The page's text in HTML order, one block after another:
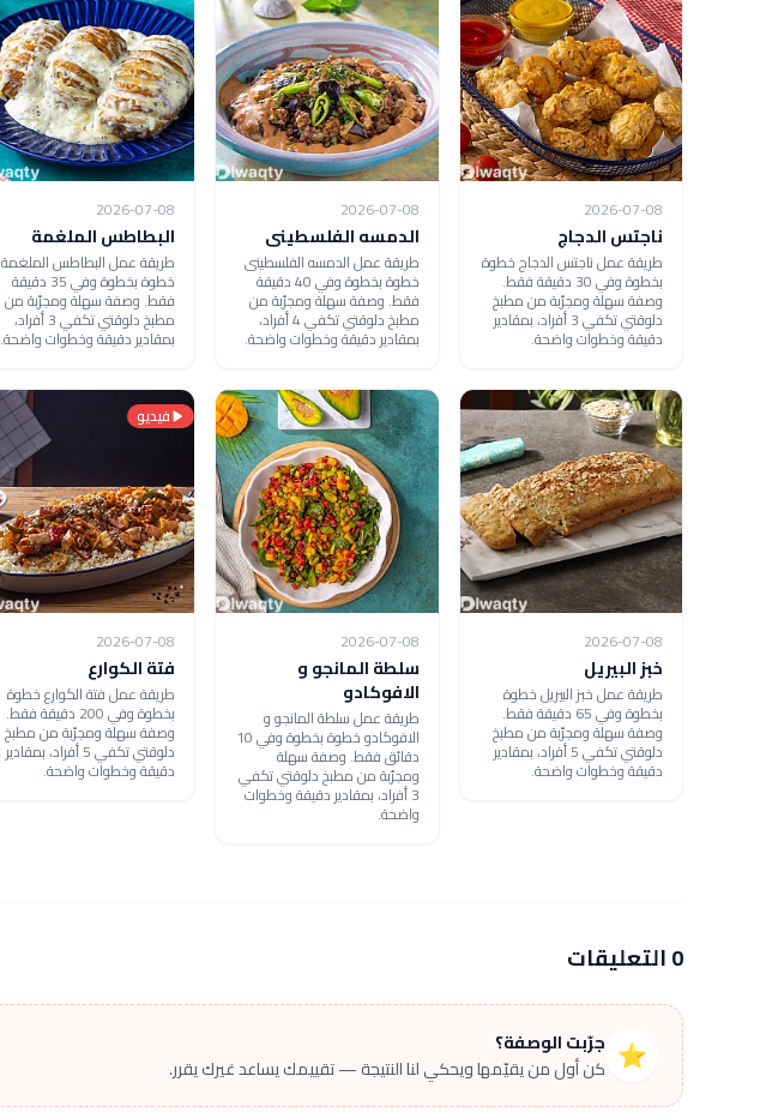
2026-07-08
ناجتس الدجاج
طريقة عمل ناجتس الدجاج خطوة
بخطوة وفي 30 دقيقة فقط.
وصفة سهلة ومجرّبة من مطبخ
دلوقتي تكفي 3 أفراد، بمقادير
دقيقة وخطوات واضحة.
2026-07-08
الدمسه الفلسطينى
طريقة عمل الدمسه الفلسطينى
خطوة بخطوة وفي 40 دقيقة
فقط. وصفة سهلة ومجرّبة من
مطبخ دلوقتي تكفي 4 أفراد،
بمقادير دقيقة وخطوات واضحة.
2026-07-08
البطاطس الملغمة
طريقة عمل البطاطس الملغمة
خطوة بخطوة وفي 35 دقيقة
فقط. وصفة سهلة ومجرّبة من
مطبخ دلوقتي تكفي 3 أفراد،
بمقادير دقيقة وخطوات واضحة.
2026-07-08
خبز البيريل
طريقة عمل خبز البيريل خطوة
بخطوة وفي 65 دقيقة فقط.
وصفة سهلة ومجرّبة من مطبخ
دلوقتي تكفي 5 أفراد، بمقادير
دقيقة وخطوات واضحة.
2026-07-08
سلطة المانجو و
الافوكادو
طريقة عمل سلطة المانجو و
الافوكادو خطوة بخطوة وفي 10
دقائق فقط. وصفة سهلة
ومجرّبة من مطبخ دلوقتي تكفي
3 أفراد، بمقادير دقيقة وخطوات
واضحة.
فيديو
2026-07-08
فتة الكوارع
طريقة عمل فتة الكوارع خطوة
بخطوة وفي 200 دقيقة فقط.
وصفة سهلة ومجرّبة من مطبخ
دلوقتي تكفي 5 أفراد، بمقادير
دقيقة وخطوات واضحة.
0 التعليقات
⭐ جرّبت الوصفة؟
كن أول من يقيّمها ويحكي لنا النتيجة — تقييمك يساعد غيرك يقرر.